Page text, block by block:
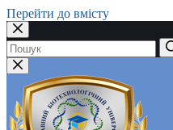
Перейти до вмісту
Немає
результатів